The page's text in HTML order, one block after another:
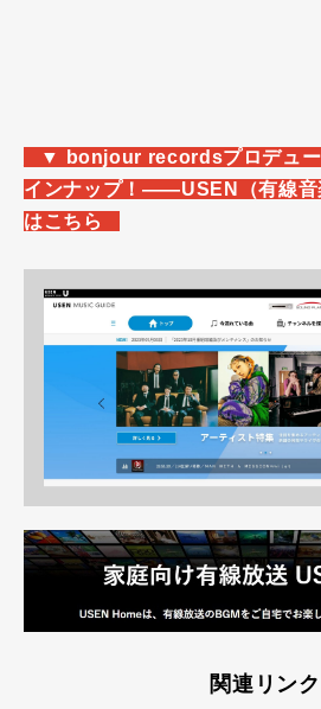
▼ bonjour recordsプロデュー
インナップ！――USEN（有線音
はこちら
関連リンク